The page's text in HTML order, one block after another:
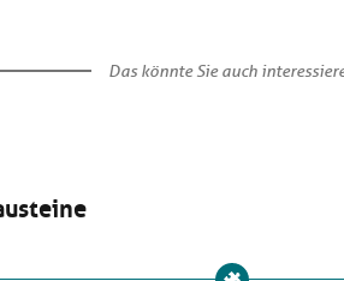
Das könnte Sie auch